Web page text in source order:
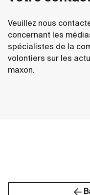
Veuillez nous
concernant les
spécialistes de la
volontiers sur les
maxon.